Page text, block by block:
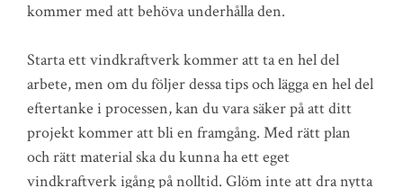
kommer med att behöva underhålla den.
Starta ett vindkraftverk kommer att ta en hel del
arbete, men om du följer dessa tips och lägga en hel del
eftertanke i processen, kan du vara säker på att ditt
projekt kommer att bli en framgång. Med rätt plan
och rätt material ska du kunna ha ett eget
vindkraftverk igång på nolltid. Glöm inte att dra nytta